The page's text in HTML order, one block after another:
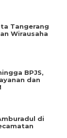
Tangerang
Wirausaha
BPJS,
dan
di